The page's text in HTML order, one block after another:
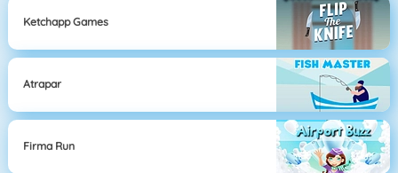
Ketchapp Games
Atrapar
Firma Run